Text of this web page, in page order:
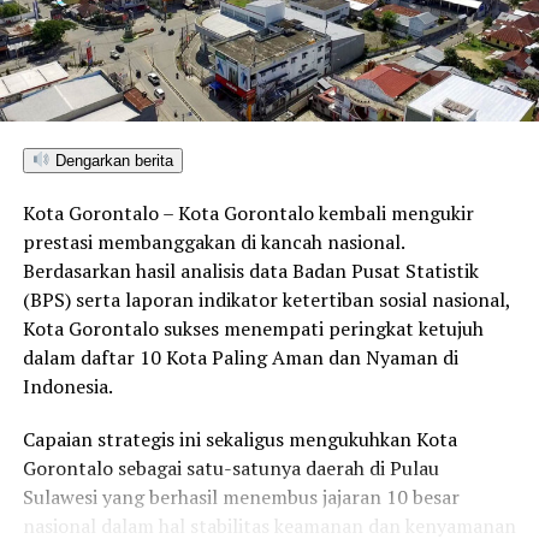
RELATED TOPICS: BALEG DPR RI
DPRD PROVINSI GORONTALO
TATIB DPRD PROVINSI GORONTALO
UP NEXT
Rektor UNG Pantau Langsung Pelaksanaan UTBK-SNBT
2025
DON'T MISS
Ratusan Mahasiswa Ikuti Program UNG Mengajar Batch
7
Dengarkan berita
Kota Gorontalo – Kota Gorontalo kembali mengukir
prestasi membanggakan di kancah nasional.
Berdasarkan hasil analisis data Badan Pusat Statistik
(BPS) serta laporan indikator ketertiban sosial nasional,
Kota Gorontalo sukses menempati peringkat ketujuh
dalam daftar 10 Kota Paling Aman dan Nyaman di
Indonesia.
Capaian strategis ini sekaligus mengukuhkan Kota
Gorontalo sebagai satu-satunya daerah di Pulau
Sulawesi yang berhasil menembus jajaran 10 besar
nasional dalam hal stabilitas keamanan dan kenyamanan